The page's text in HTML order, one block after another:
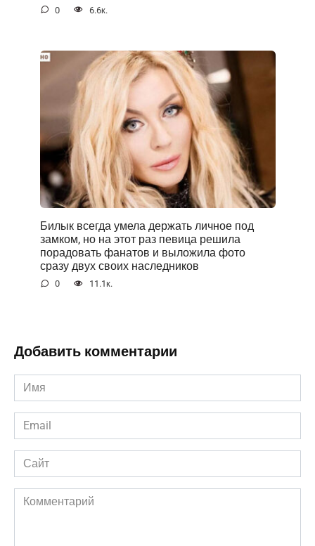
0 6.6к.
Билык всегда умела держать личное под
замком, но на этот раз певица решила
порадовать фанатов и выложила фото
сразу двух своих наследников
0 11.1к.
Добавить комментарии
Имя
*
Email
*
Сайт
Комментарий